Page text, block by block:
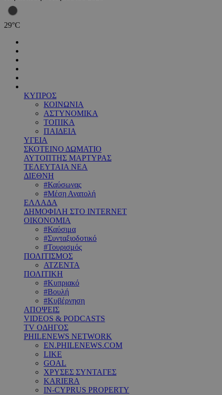
29°C
ΚΥΠΡΟΣ
ΚΟΙΝΩΝΙΑ
ΑΣΤΥΝΟΜΙΚΑ
ΤΟΠΙΚΑ
ΠΑΙΔΕΙΑ
ΥΓΕΙΑ
ΣΚΟΤΕΙΝΟ ΔΩΜΑΤΙΟ
ΑΥΤΟΠΤΗΣ ΜΑΡΤΥΡΑΣ
ΤΕΛΕΥΤΑΙΑ ΝΕΑ
ΔΙΕΘΝΗ
#Καύσωνας
#Μέση Ανατολή
ΕΛΛΑΔΑ
ΔΗΜΟΦΙΛΗ ΣΤΟ INTERNET
ΟΙΚΟΝΟΜΙΑ
#Καύσιμα
#Συνταξιοδοτικό
#Τουρισμός
ΠΟΛΙΤΙΣΜΟΣ
ΑΤΖΕΝΤΑ
ΠΟΛΙΤΙΚΗ
#Κυπριακό
#Βουλή
#Κυβέρνηση
ΑΠΟΨΕΙΣ
VIDEOS & PODCASTS
TV ΟΔΗΓΟΣ
PHILENEWS NETWORK
EN.PHILENEWS.COM
LIKE
GOAL
ΧΡΥΣΕΣ ΣΥΝΤΑΓΕΣ
KARIERA
IN-CYPRUS PROPERTY